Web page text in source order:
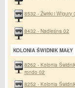
8532 - Żwirki i Wigury
8432 - Nadleśna 02
KOLONIA ŚWIDNIK MAŁY
8262 - Kolonia
rondo 02
8252 - Kolonia